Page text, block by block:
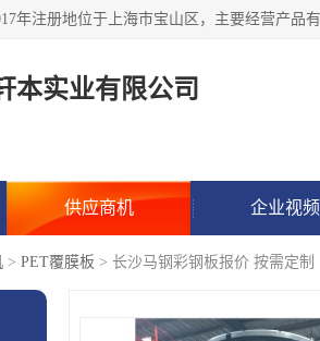
本实业有限公司
供应商机 企业视频
> PET覆膜板 > 长沙马钢彩钢板报价 按需定制